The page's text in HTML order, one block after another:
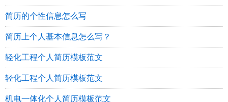
简历的个性信息怎么写
简历上个人基本信息怎么写？
轻化工程个人简历模板范文
轻化工程个人简历模板范文
机电一体化个人简历模板范文